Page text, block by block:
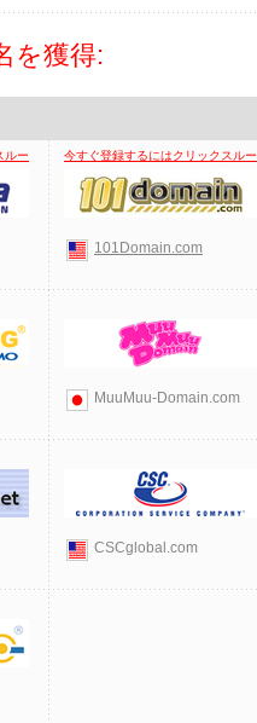
を獲得:
ルー 今すぐ登録するにはクリックスルー
101Domain.com
MuuMuu-Domain.com
CSCglobal.com